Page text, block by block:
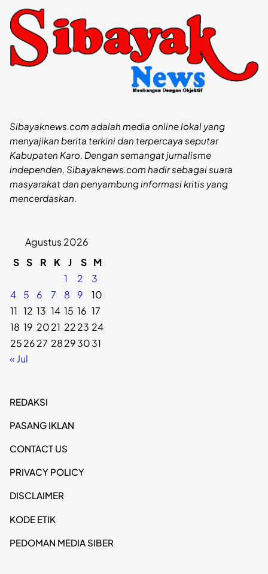
Sibayaknews.com adalah media online lokal yang
menyajikan berita terkini dan terpercaya seputar
Kabupaten Karo. Dengan semangat jurnalisme
independen, Sibayaknews.com hadir sebagai suara
masyarakat dan penyambung informasi kritis yang
mencerdaskan.
Agustus 2026
S S R K J S M
1
2
3
4
5 6 7 8 9
10
11 12 13 14 15 16 17
18 19 2021 2223 24
252627 28293031
« Jul
REDAKSI
PASANG IKLAN
CONTACT US
PRIVACY POLICY
DISCLAIMER
KODE ETIK
PEDOMAN MEDIA SIBER